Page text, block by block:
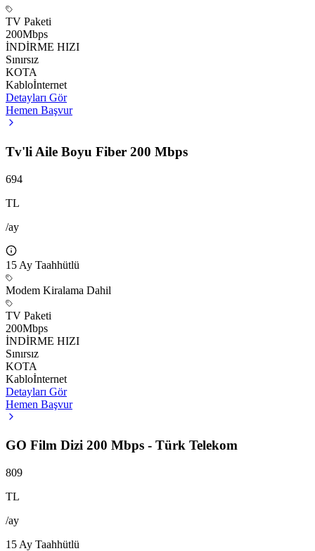
TV Paketi
200Mbps
İNDİRME HIZI
Sınırsız
KOTA
Kabloİnternet
Detayları Gör
Hemen Başvur
Tv'li Aile Boyu Fiber 200 Mbps
694
TL
/ay
15 Ay Taahhütlü
Modem Kiralama Dahil
TV Paketi
200Mbps
İNDİRME HIZI
Sınırsız
KOTA
Kabloİnternet
Detayları Gör
Hemen Başvur
GO Film Dizi 200 Mbps - Türk Telekom
809
TL
/ay
15 Ay Taahhütlü